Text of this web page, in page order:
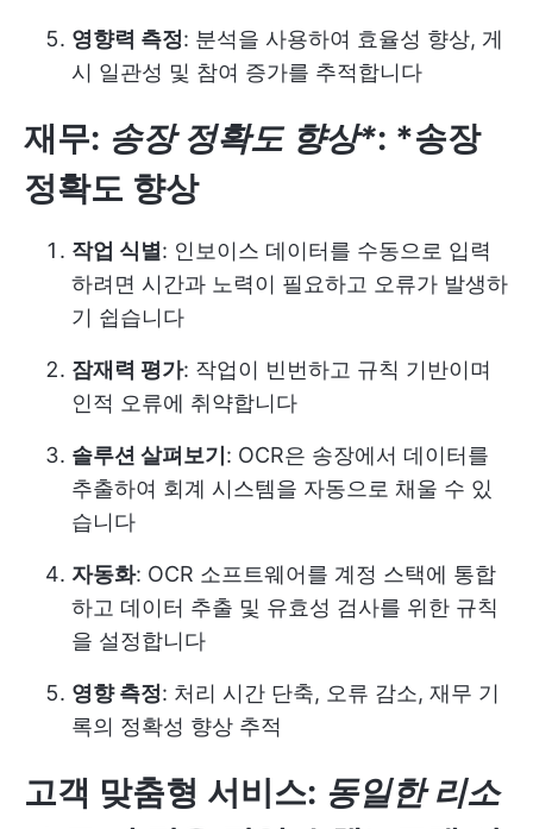
영향력 측정: 분석을 사용하여 효율성 향상, 게
시 일관성 및 참여 증가를 추적합니다
재무: 송장 정확도 향상*: *송장
정확도 향상
작업 식별: 인보이스 데이터를 수동으로 입력
하려면 시간과 노력이 필요하고 오류가 발생하
기 쉽습니다
잠재력 평가: 작업이 빈번하고 규칙 기반이며
인적 오류에 취약합니다
솔루션 살펴보기: OCR은 송장에서 데이터를
추출하여 회계 시스템을 자동으로 채울 수 있
습니다
자동화: OCR 소프트웨어를 계정 스택에 통합
하고 데이터 추출 및 유효성 검사를 위한 규칙
을 설정합니다
영향 측정: 처리 시간 단축, 오류 감소, 재무 기
록의 정확성 향상 추적
고객 맞춤형 서비스: 동일한 리소